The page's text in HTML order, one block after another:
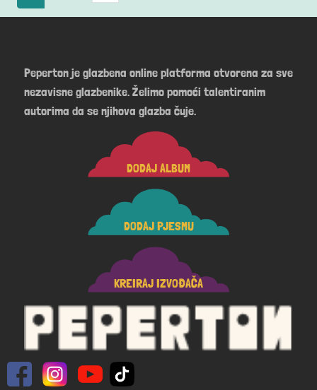
Peperton je glazbena online platforma otvorena za sve
nezavisne glazbenike. Želimo pomoći talentiranim
autorima da se njihova glazba čuje.
DODAJ ALBUM
DODAJ PJESMU
KREIRAJ IZVOĐAČA